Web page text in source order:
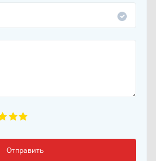
Отправить